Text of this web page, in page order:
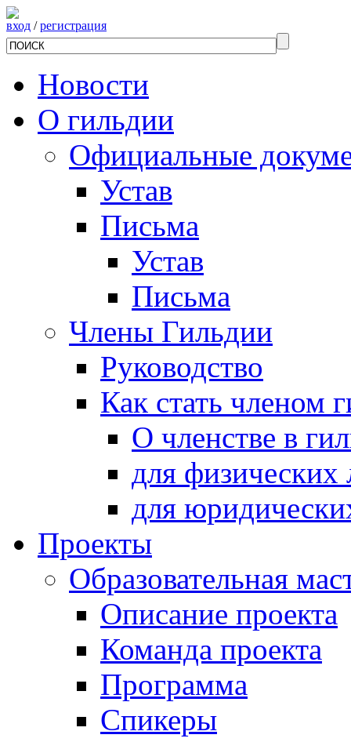
вход /регистрация
Новости
О гильдии
Официальные
Устав
Письма
Устав
Письма
Члены Гильдии
Руководство
Как стать членом
О членстве в
для физических
для
Проекты
Образовательная
Описание проекта
Команда проекта
Программа
Спикеры